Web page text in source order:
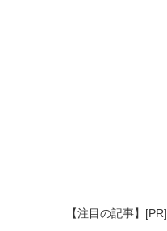
【注目の記事】[PR]